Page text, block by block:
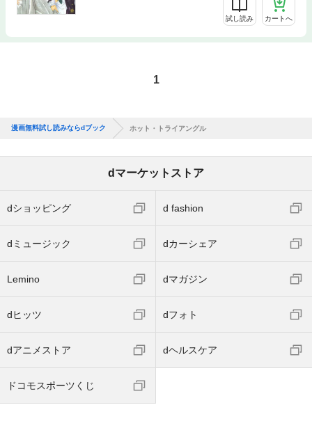
試し読み カートへ
1
漫画無料試し読みならdブック ホット・トライアングル
dマーケットストア
dショッピング d fashion
dミュージック dカーシェア
Lemino dマガジン
dヒッツ dフォト
dアニメストア dヘルスケア
ドコモスポーツくじ